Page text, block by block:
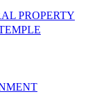
PROPERTY